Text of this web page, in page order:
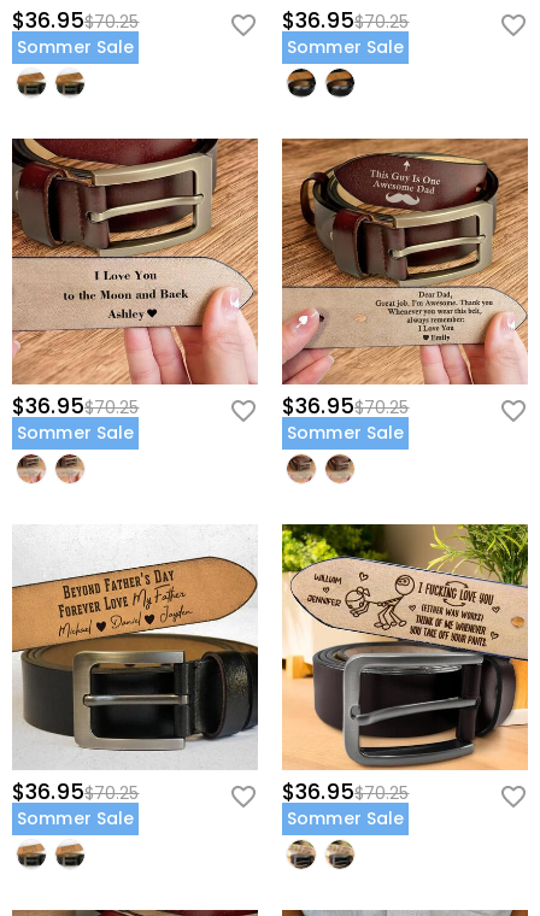
$36.95$70.25
Sommer Sale
$36.95$70.25
Sommer Sale
$36.95$70.25
Sommer Sale
$36.95$70.25
Sommer Sale
$36.95$70.25
Sommer Sale
$36.95$70.25
Sommer Sale